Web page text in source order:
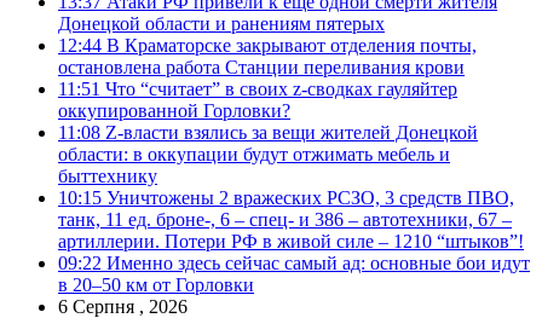
Донецкой области и ранениям пятерых
12:44 В Краматорске закрывают отделения почты,
остановлена работа Станции переливания крови
11:51 Что “считает” в своих z-сводках гауляйтер
оккупированной Горловки?
11:08 Z-власти взялись за вещи жителей Донецкой
области: в оккупации будут отжимать мебель и
быттехнику
10:15 Уничтожены 2 вражеских РСЗО, 3 средств ПВО,
танк, 11 ед. броне-, 6 – спец- и 386 – автотехники, 67 –
артиллерии. Потери РФ в живой силе – 1210 “штыков”!
09:22 Именно здесь сейчас самый ад: основные бои идут
в 20–50 км от Горловки
6 Серпня , 2026